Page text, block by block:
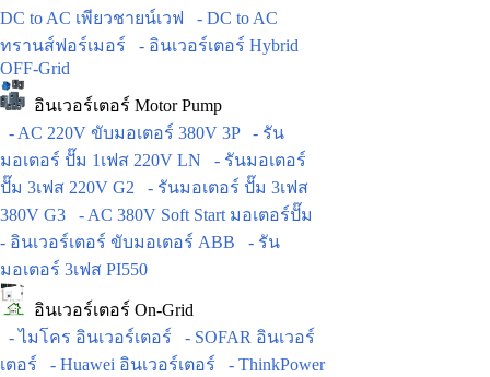
DC to AC เพียวชายน์เวฟ
- DC to AC
ทรานส์ฟอร์เมอร์
- อินเวอร์เตอร์ Hybrid
OFF-Grid
อินเวอร์เตอร์ Motor Pump
- AC 220V ขับมอเตอร์ 380V 3P
- รัน
มอเตอร์ ปั๊ม 1เฟส 220V LN
- รันมอเตอร์
ปั๊ม 3เฟส 220V G2
- รันมอเตอร์ ปั๊ม 3เฟส
380V G3
- AC 380V Soft Start มอเตอร์ปั๊ม
- อินเวอร์เตอร์ ขับมอเตอร์ ABB
- รัน
มอเตอร์ 3เฟส PI550
อินเวอร์เตอร์ On-Grid
- ไมโคร อินเวอร์เตอร์
- SOFAR อินเวอร์
เตอร์
- Huawei อินเวอร์เตอร์
- ThinkPower